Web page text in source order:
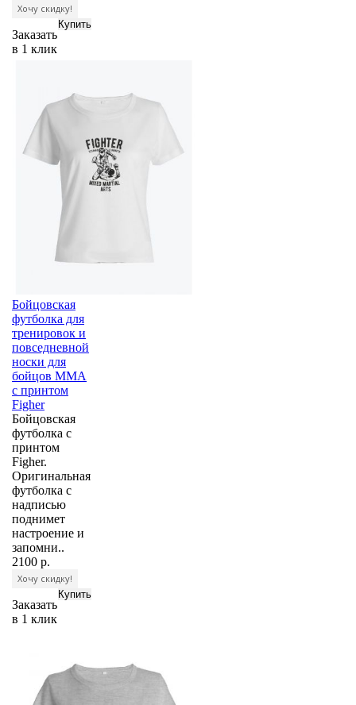
Хочу скидку!
Заказать
в 1 клик
Бойцовская
футболка для
тренировок и
повседневной
носки для
бойцов ММА
с принтом
Figher
Бойцовская
футболка с
принтом
Figher.
Оригинальная
футболка с
надписью
поднимет
настроение и
запомни..
2100 р.
Хочу скидку!
Заказать
в 1 клик